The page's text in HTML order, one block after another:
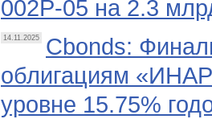
002Р-05 на 2.3
14.11.2025
Cbonds:
облигациям
уровне 15.75%